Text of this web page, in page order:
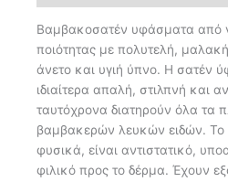
Βαμβακοσατέν υφάσματα από
ποιότητας με πολυτελή,
άνετο και υγιή ύπνο. Η σατέν
ιδιαίτερα απαλή, στιλπνή και
ταυτόχρονα διατηρούν όλα τα
βαμβακερών λευκών ειδών. Το
φυσικά, είναι αντιστατικό,
φιλικό προς το δέρμα. Έχουν